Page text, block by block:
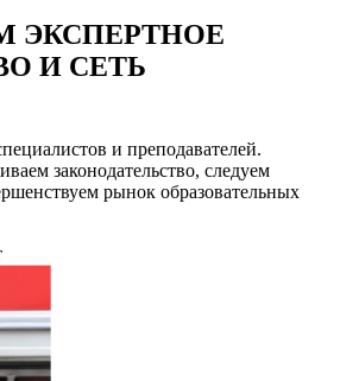
ЭКСПЕРТНОЕ
И СЕТЬ
и преподавателей.
законодательство, следуем
рынок образовательных